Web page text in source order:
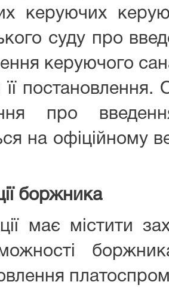
керуючих
суду про
керуючого
постановлення.
про
на офіційному
боржника
має містити